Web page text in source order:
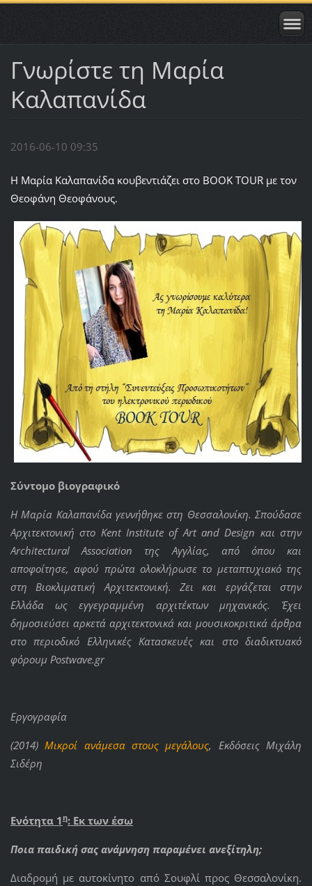
Γνωρίστε τη Μαρία
Καλαπανίδα
2016-06-10 09:35
Η Μαρία Καλαπανίδα κουβεντιάζει στο ΒΟΟΚ ΤΟUR με τον
Θεοφάνη Θεοφάνους.
Σύντομο βιογραφικό
Η Μαρία Καλαπανίδα γεννήθηκε στη Θεσσαλονίκη. Σπούδασε
Αρχιτεκτονική στο Kent Institute of Art and Design και στην
Architectural Association της Αγγλίας, από όπου και
αποφοίτησε, αφού πρώτα ολοκλήρωσε το μεταπτυχιακό της
στη Βιοκλιματική Αρχιτεκτονική. Ζει και εργάζεται στην
Ελλάδα ως εγγεγραμμένη αρχιτέκτων μηχανικός. Έχει
δημοσιεύσει αρκετά αρχιτεκτονικά και μουσικοκριτικά άρθρα
στο περιοδικό Ελληνικές Κατασκευές και στο διαδικτυακό
φόρουμ Postwave.gr
Εργογραφία
(2014)Μικροί ανάμεσα στους μεγάλους, Εκδόσεις Μιχάλη
Σιδέρη
Ενότητα 1 η: Εκ των έσω
Ποια παιδική σας ανάμνηση παραμένει ανεξίτηλη;
Διαδρομή με αυτοκίνητο από Σουφλί προς Θεσσαλονίκη.